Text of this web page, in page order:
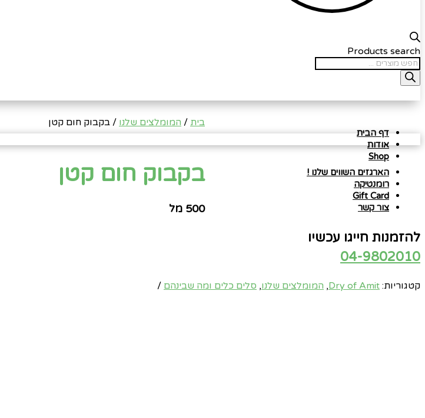
Products search
דף הבית
אודות
Shop
הארגזים השווים שלנו !
רומנטיקה
Gift Card
צור קשר
בית / המומלצים שלנו / בקבוק חום קטן
בקבוק חום קטן
500 מל
להזמנות חייגו עכשיו
04-9802010
קטגוריות: Dry of Amit
, המומלצים שלנו, סלים כלים ומה שבינהם